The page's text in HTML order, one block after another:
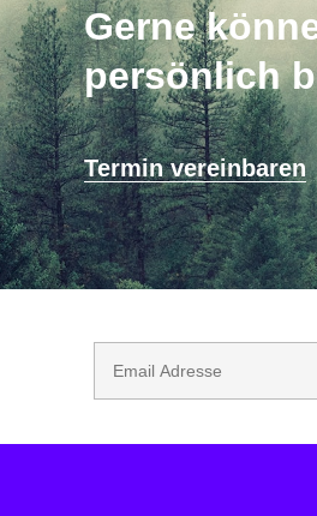
Gerne
persönlich
Termin vereinbaren